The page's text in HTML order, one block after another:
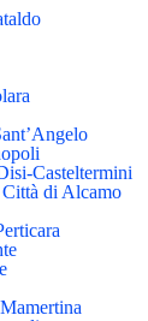
Casteltermini
di Alcamo